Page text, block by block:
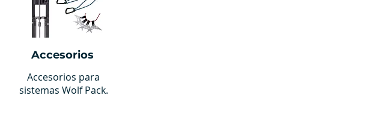
Accesorios
Accesorios para
sistemas Wolf Pack.